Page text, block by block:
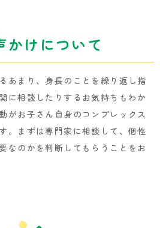
かけについて
あまり、身長のことを繰り返し指
に相談したりするお気持ちもわか
がお子さん自身のコンプレックス
。まずは専門家に相談して、個性
なのかを判断してもらうことをお